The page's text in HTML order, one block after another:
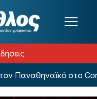
Παναθηναϊκό στο